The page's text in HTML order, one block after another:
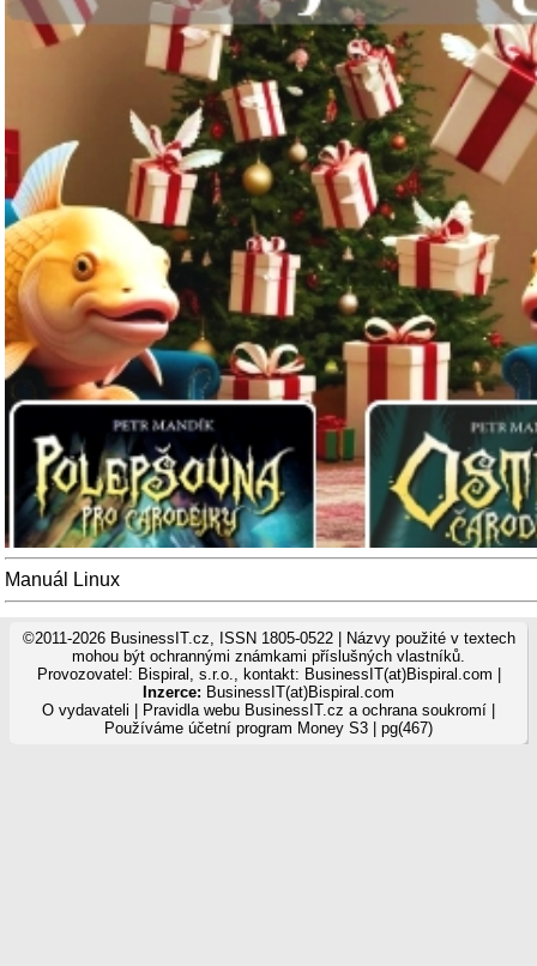
Manuál Linux
©2011-2026 BusinessIT.cz, ISSN 1805-0522 | Názvy použité v textech
mohou být ochrannými známkami příslušných vlastníků.
Provozovatel: Bispiral, s.r.o., kontakt: BusinessIT(at)Bispiral.com |
Inzerce: BusinessIT(at)Bispiral.com
O vydavateli
Pravidla webu BusinessIT.cz a ochrana soukromí
Používáme účetní program Money S3 | pg(467)